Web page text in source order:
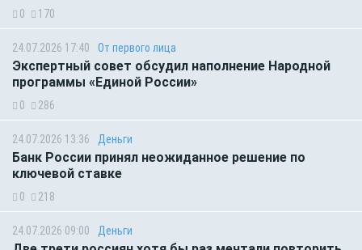
0 170
24.07.2026 17:40 От первого лица
Экспертный совет обсудил наполнение Народной
программы «Единой России»
0 286
24.07.2026 13:36 Деньги
Банк России принял неожиданное решение по
ключевой ставке
0 218
24.07.2026 09:00 Деньги